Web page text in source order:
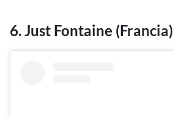
6. Just Fontaine (Francia)